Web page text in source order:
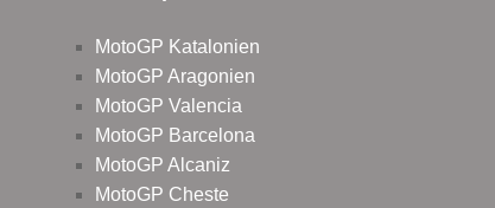
MotoGP Katalonien
MotoGP Aragonien
MotoGP Valencia
MotoGP Barcelona
MotoGP Alcaniz
MotoGP Cheste